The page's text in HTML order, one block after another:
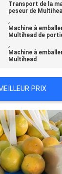
Transport de la
peseur de
,
Machine à
Multihead de
,
Machine à
Multihead
PRIX